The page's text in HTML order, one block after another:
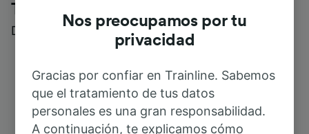
Trainline?
Descubre reseñas reales de nuestros viajeros
Nos preocupamos por tu
privacidad
Gracias por confiar en Trainline. Sabemos
que el tratamiento de tus datos
personales es una gran responsabilidad.
A continuación, te explicamos cómo